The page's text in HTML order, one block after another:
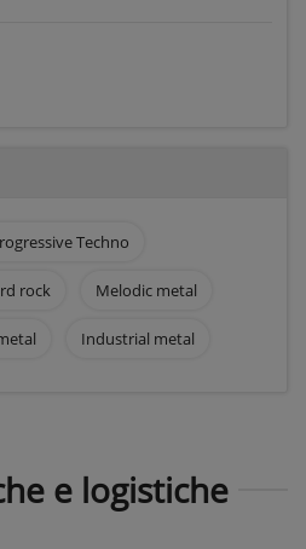
Techno
rock Melodic metal
Industrial metal
e logistiche